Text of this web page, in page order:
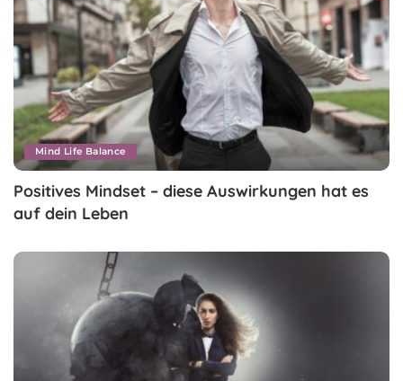
Mind Life Balance
Positives Mindset – diese Auswirkungen hat es
auf dein Leben